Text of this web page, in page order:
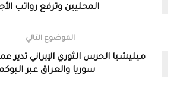
المحليين وترفع رواتب
الموضوع التالي
ميليشيا الحرس الثوري الإيراني تدير
سوريا والعراق عبر